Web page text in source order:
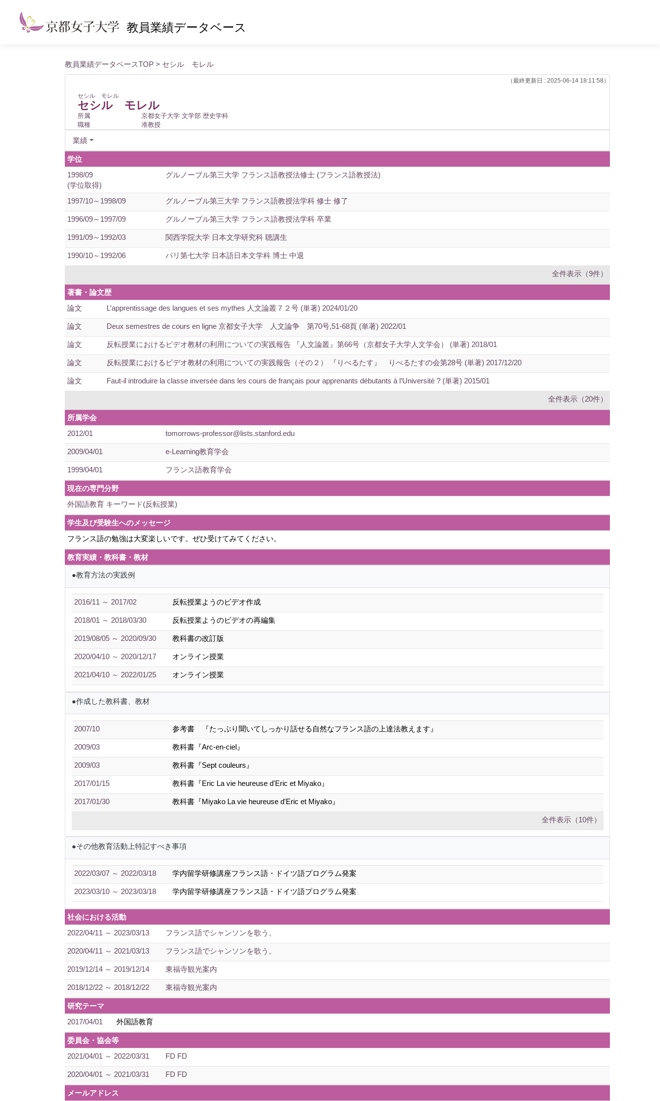
教員業績データベース
教員業績データベースTOP > セシル モレル
（最終更新日 : 2025-06-14 18:11:58）
セシル モレル
セシル モレル
所属
京都女子大学 文学部 歴史学科
職種
准教授
業績
学位
1998/09
(学位取得)
グルノーブル第三大学 フランス語教授法修士 (フランス語教授法)
1997/10～1998/09 グルノーブル第三大学 フランス語教授法学科 修士 修了
1996/09～1997/09 グルノーブル第三大学 フランス語教授法学科 卒業
1991/09～1992/03 関西学院大学 日本文学研究科 聴講生
1990/10～1992/06 パリ第七大学 日本語日本文学科 博士 中退
全件表示（9件）
著書・論文歴
論文
L’apprentissage des langues et ses mythes 人文論叢７２号 (単著) 2024/01/20
論文 Deux semestres de cours en ligne 京都女子大学 人文論争 第70号,51-68頁 (単著) 2022/01
論文 反転授業におけるビデオ教材の利用についての実践報告 『人文論叢』第66号（京都女子大学人文学会） (単著) 2018/01
論文 反転授業におけるビデオ教材の利用についての実践報告（その２） 『りべるたす』 りべるたすの会第28号 (単著) 2017/12/20
論文 Faut-il introduire la classe inversée dans les cours de français pour apprenants débutants à l’Université ? (単著) 2015/01
全件表示（20件）
所属学会
2012/01
tomorrows-professor@lists.stanford.edu
2009/04/01 e-Learning教育学会
1999/04/01 フランス語教育学会
現在の専門分野
外国語教育 キーワード(反転授業)
学生及び受験生へのメッセージ
フランス語の勉強は大変楽しいです。ぜひ受けてみてください。
教育実績・教科書・教材
●教育方法の実践例
2016/11 ～ 2017/02 反転授業ようのビデオ作成
2018/01 ～ 2018/03/30 反転授業ようのビデオの再編集
2019/08/05 ～ 2020/09/30 教科書の改訂版
2020/04/10 ～ 2020/12/17 オンライン授業
2021/04/10 ～ 2022/01/25 オンライン授業
●作成した教科書、教材
2007/10 参考書 『たっぷり聞いてしっかり話せる自然なフランス語の上達法教えます』
2009/03 教科書『Arc-en-ciel』
2009/03 教科書『Sept couleurs』
2017/01/15 教科書『Eric La vie heureuse d'Eric et Miyako』
2017/01/30 教科書『Miyako La vie heureuse d'Eric et Miyako』
全件表示（10件）
●その他教育活動上特記すべき事項
2022/03/07 ～ 2022/03/18 学内留学研修講座フランス語・ドイツ語プログラム発案
2023/03/10 ～ 2023/03/18 学内留学研修講座フランス語・ドイツ語プログラム発案
社会における活動
2022/04/11 ～ 2023/03/13
フランス語でシャンソンを歌う。
2020/04/11 ～ 2021/03/13 フランス語でシャンソンを歌う。
2019/12/14 ～ 2019/12/14 東福寺観光案内
2018/12/22 ～ 2018/12/22 東福寺観光案内
研究テーマ
2017/04/01
外国語教育
委員会・協会等
2021/04/01 ～ 2022/03/31
FD FD
2020/04/01 ～ 2021/03/31 FD FD
メールアドレス